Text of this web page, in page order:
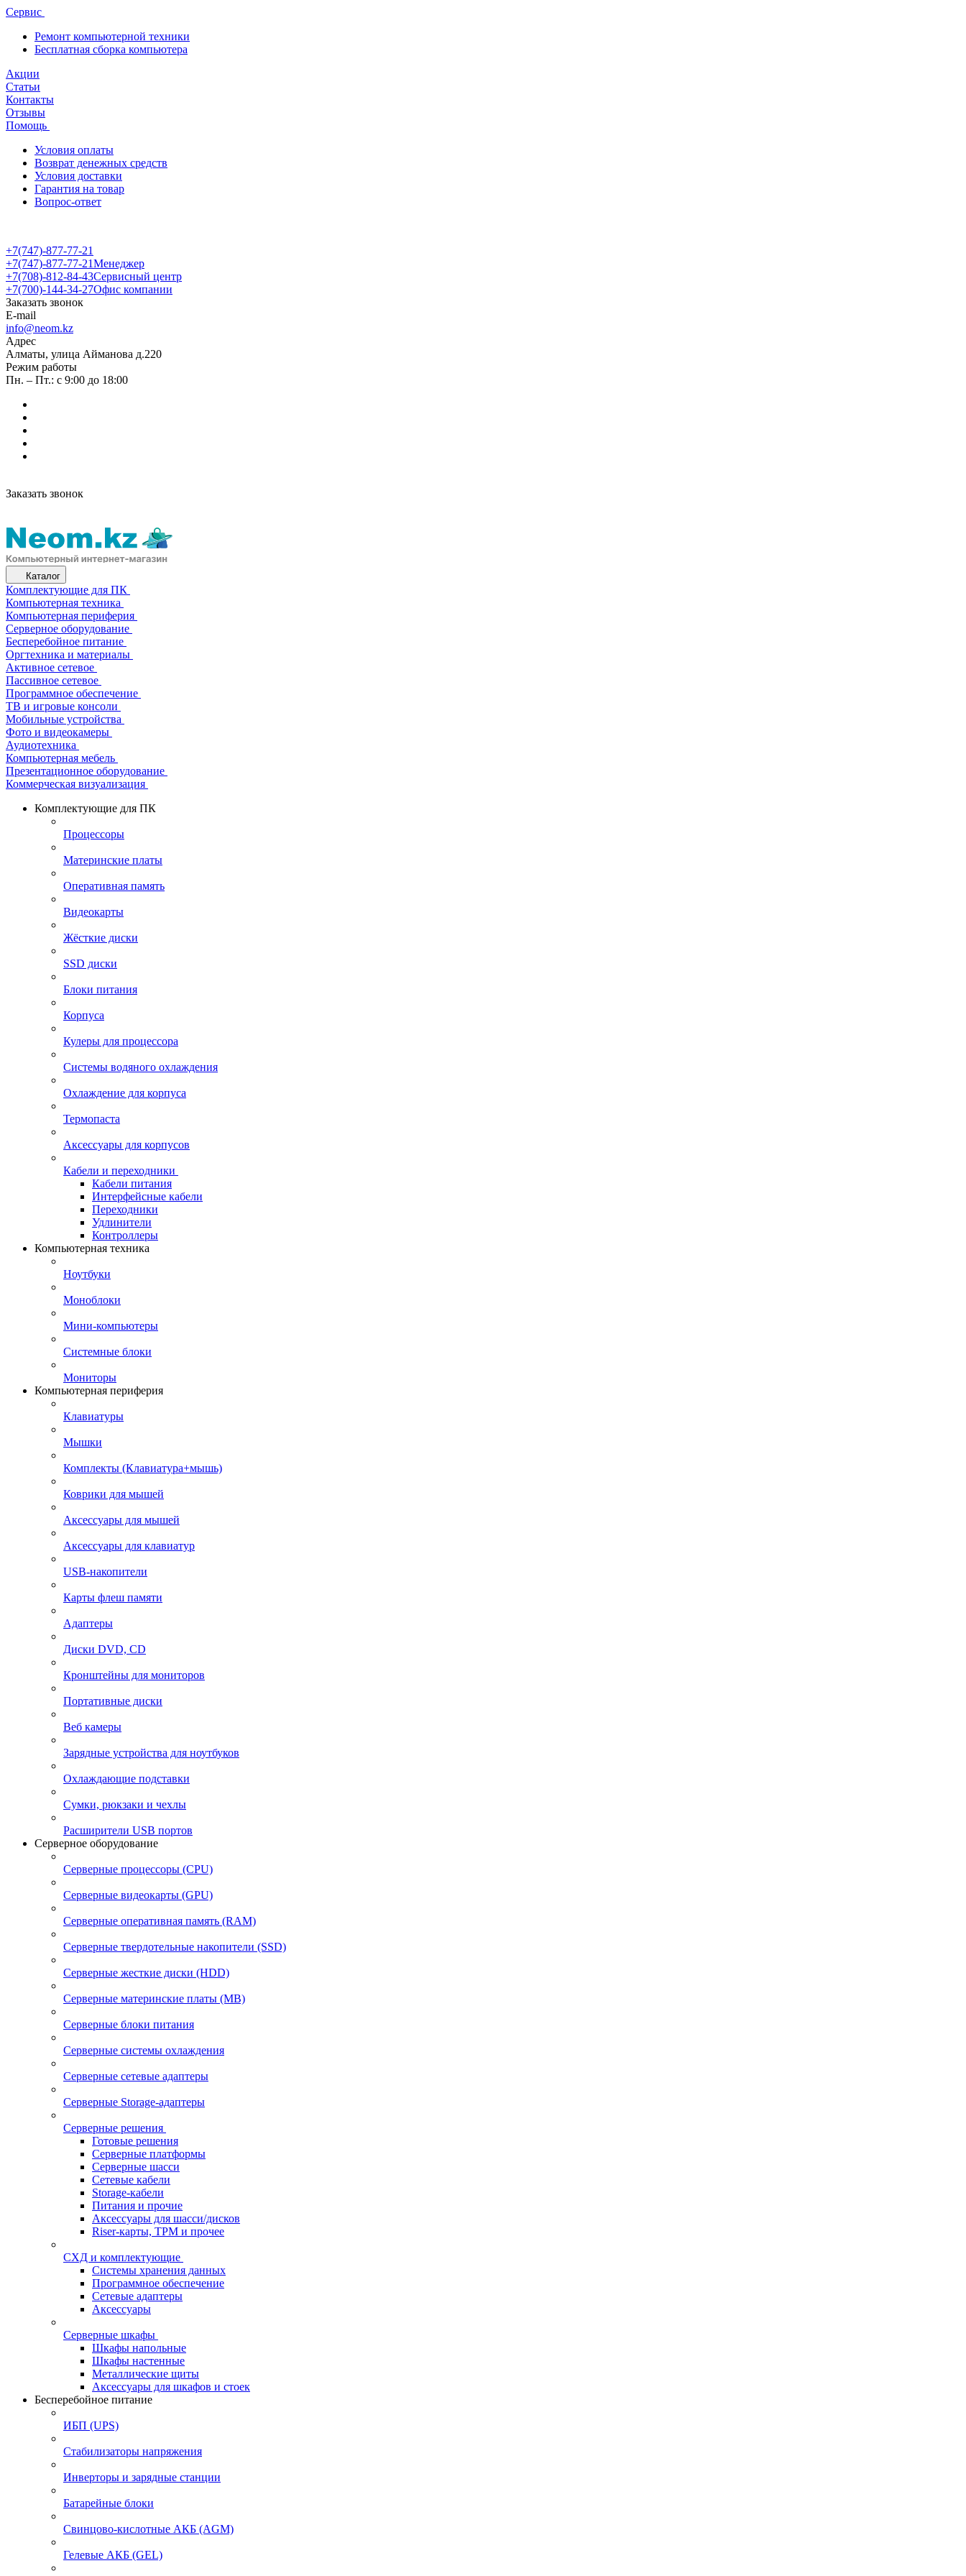
Сервис
Ремонт компьютерной техники
Бесплатная сборка компьютера
Акции
Статьи
Контакты
Отзывы
Помощь
Условия оплаты
Возврат денежных средств
Условия доставки
Гарантия на товар
Вопрос-ответ
+7(747)-877-77-21
+7(747)-877-77-21Менеджер
+7(708)-812-84-43Сервисный центр
+7(700)-144-34-27Офис компании
Заказать звонок
E-mail
info@neom.kz
Адрес
Алматы, улица Айманова д.220
Режим работы
Пн. – Пт.: с 9:00 до 18:00
Заказать звонок
Каталог
Комплектующие для ПК
Компьютерная техника
Компьютерная периферия
Серверное оборудование
Бесперебойное питание
Оргтехника и материалы
Активное сетевое
Пассивное сетевое
Программное обеспечение
ТВ и игровые консоли
Мобильные устройства
Фото и видеокамеры
Аудиотехника
Компьютерная мебель
Презентационное оборудование
Коммерческая визуализация
Комплектующие для ПК
Процессоры
Материнские платы
Оперативная память
Видеокарты
Жёсткие диски
SSD диски
Блоки питания
Корпуса
Кулеры для процессора
Системы водяного охлаждения
Охлаждение для корпуса
Термопаста
Аксессуары для корпусов
Кабели и переходники
Кабели питания
Интерфейсные кабели
Переходники
Удлинители
Контроллеры
Компьютерная техника
Ноутбуки
Моноблоки
Мини-компьютеры
Системные блоки
Мониторы
Компьютерная периферия
Клавиатуры
Мышки
Комплекты (Клавиатура+мышь)
Коврики для мышей
Аксессуары для мышей
Аксессуары для клавиатур
USB-накопители
Карты флеш памяти
Адаптеры
Диски DVD, CD
Кронштейны для мониторов
Портативные диски
Веб камеры
Зарядные устройства для ноутбуков
Охлаждающие подставки
Сумки, рюкзаки и чехлы
Расширители USB портов
Серверное оборудование
Серверные процессоры (CPU)
Серверные видеокарты (GPU)
Серверные оперативная память (RAM)
Серверные твердотельные накопители (SSD)
Серверные жесткие диски (HDD)
Серверные материнские платы (MB)
Серверные блоки питания
Серверные системы охлаждения
Серверные сетевые адаптеры
Серверные Storage-адаптеры
Серверные решения
Готовые решения
Серверные платформы
Серверные шасси
Сетевые кабели
Storage-кабели
Питания и прочие
Аксессуары для шасси/дисков
Riser-карты, TPM и прочее
СХД и комплектующие
Системы хранения данных
Программное обеспечение
Сетевые адаптеры
Аксессуары
Серверные шкафы
Шкафы напольные
Шкафы настенные
Металлические щиты
Аксессуары для шкафов и стоек
Бесперебойное питание
ИБП (UPS)
Стабилизаторы напряжения
Инверторы и зарядные станции
Батарейные блоки
Свинцово-кислотные АКБ (AGM)
Гелевые АКБ (GEL)